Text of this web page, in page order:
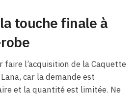
touche finale à
faire l’acquisition de la Caquette
car la demande est
et la quantité est limitée. Ne